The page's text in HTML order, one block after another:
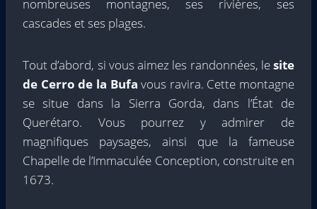
nombreuses montagnes, ses rivières, ses
cascades et ses plages.
Tout d’abord, si vous aimez les randonnées, lesite
de Cerro de la Bufa vous ravira. Cette montagne
se situe dans la Sierra Gorda, dans l’État de
Querétaro. Vous pourrez y admirer de
magnifiques paysages, ainsi que la fameuse
Chapelle de l’Immaculée Conception, construite en
1673.